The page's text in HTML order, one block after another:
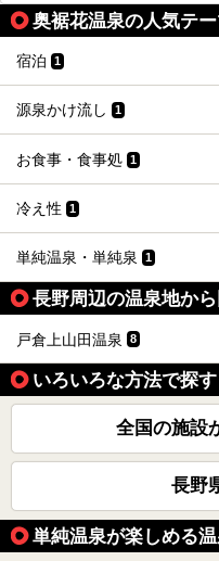
極上のお湯に浸
い湯田中温泉「
奥裾花温泉の人気テ
宿泊 1
源泉かけ流し 1
お食事・食事処 1
冷え性 1
単純温泉・単純泉 1
長野周辺の温泉地か
戸倉上山田温泉 8
いろいろな方法で探す
全国の施設
長野
単純温泉が楽しめる